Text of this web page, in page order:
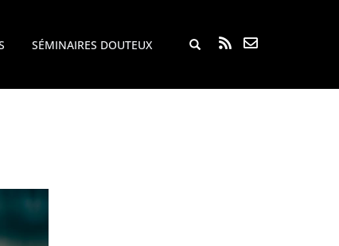
SÉMINAIRES DOUTEUX Rechercher...